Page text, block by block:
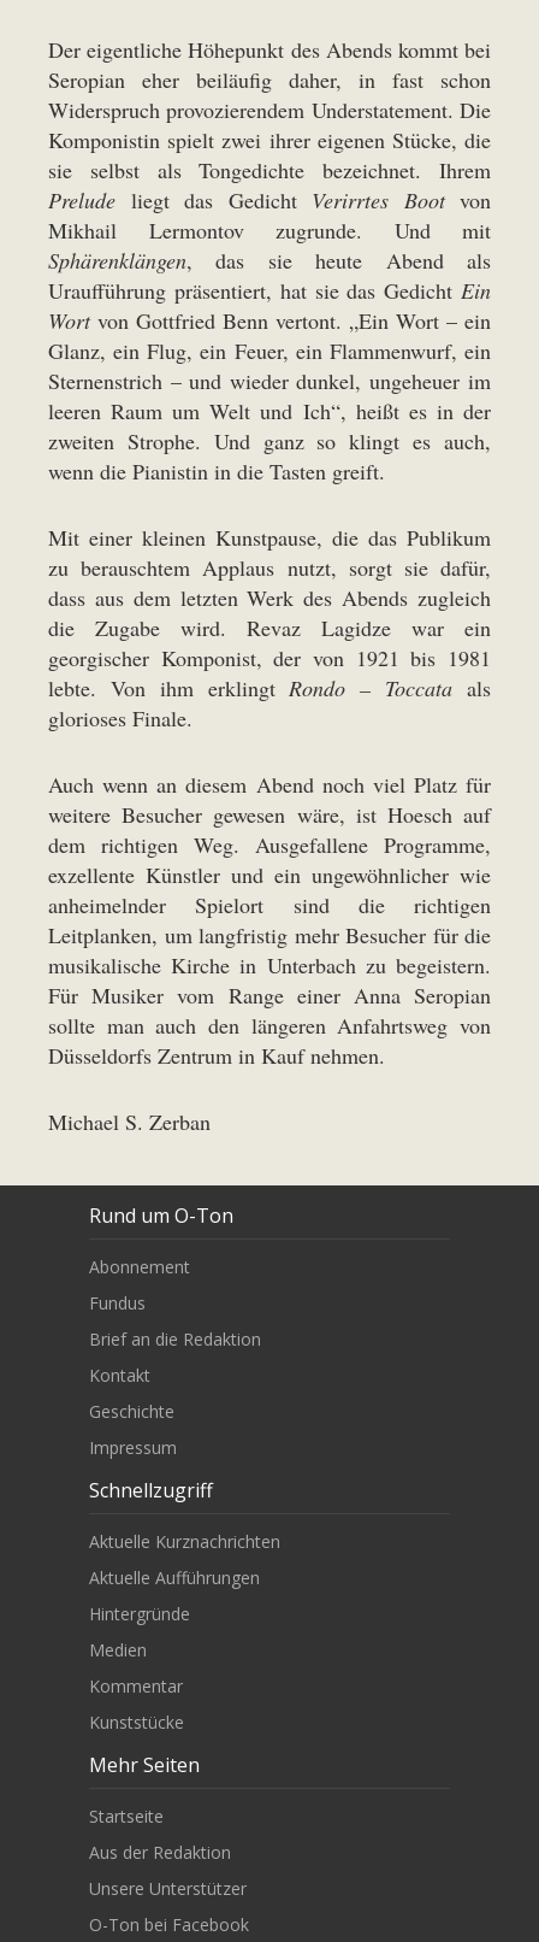
Der eigentliche Höhepunkt des Abends kommt bei
Seropian eher beiläufig daher, in fast schon
Widerspruch provozierendem Understatement. Die
Komponistin spielt zwei ihrer eigenen Stücke, die
sie selbst als Tongedichte bezeichnet. Ihrem
Prelude liegt das Gedicht Verirrtes Bootvon
Mikhail Lermontov zugrunde. Und mit
Sphärenklängen, das sie heute Abend als
Uraufführung präsentiert, hat sie das Gedicht Ein
Wortvon Gottfried Benn vertont. „Ein Wort – ein
Glanz, ein Flug, ein Feuer, ein Flammenwurf, ein
Sternenstrich – und wieder dunkel, ungeheuer im
leeren Raum um Welt und Ich“, heißt es in der
zweiten Strophe. Und ganz so klingt es auch,
wenn die Pianistin in die Tasten greift.
Mit einer kleinen Kunstpause, die das Publikum
zu berauschtem Applaus nutzt, sorgt sie dafür,
dass aus dem letzten Werk des Abends zugleich
die Zugabe wird. Revaz Lagidze war ein
georgischer Komponist, der von 1921 bis 1981
lebte. Von ihm erklingtRondo – Toccata als
glorioses Finale.
Auch wenn an diesem Abend noch viel Platz für
weitere Besucher gewesen wäre, ist Hoesch auf
dem richtigen Weg. Ausgefallene Programme,
exzellente Künstler und ein ungewöhnlicher wie
anheimelnder Spielort sind die richtigen
Leitplanken, um langfristig mehr Besucher für die
musikalische Kirche in Unterbach zu begeistern.
Für Musiker vom Range einer Anna Seropian
sollte man auch den längeren Anfahrtsweg von
Düsseldorfs Zentrum in Kauf nehmen.
Michael S. Zerban
Rund um O-Ton
Abonnement
Fundus
Brief an die Redaktion
Kontakt
Geschichte
Impressum
Schnellzugriff
Aktuelle Kurznachrichten
Aktuelle Aufführungen
Hintergründe
Medien
Kommentar
Kunststücke
Mehr Seiten
Startseite
Aus der Redaktion
Unsere Unterstützer
O-Ton bei Facebook